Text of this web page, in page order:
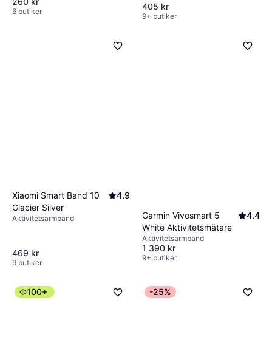
6 butiker 405 kr
9+ butiker
Xiaomi Smart Band 10
Glacier Silver
4.9
Aktivitetsarmband
469 kr
9 butiker
Garmin Vivosmart 5
White Aktivitetsmätare
4.4
Aktivitetsarmband
1 390 kr
9+ butiker
100+ -25%